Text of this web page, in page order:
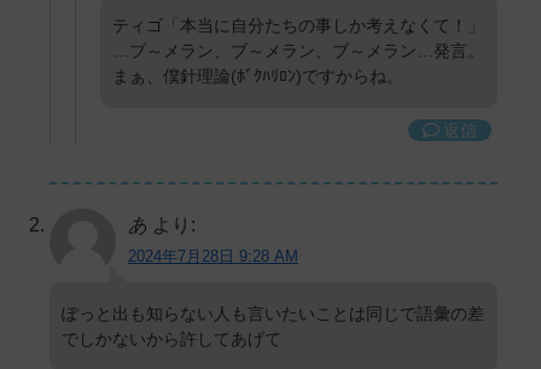
ティゴ「本当に自分たちの事しか考えなくて！」
…ブ～メラン、ブ～メラン、ブ～メラン…発言。
まぁ、僕針理論(ﾎﾞｸﾊﾘﾛﾝ)ですからね。
返信
あ より:
2024年7月28日 9:28 AM
ぽっと出も知らない人も言いたいことは同じで語彙の差
でしかないから許してあげて